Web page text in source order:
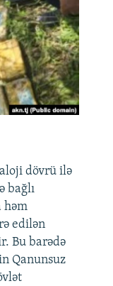
dövrü ilə
bağlı
həm
edilən
Bu barədə
Qanunsuz